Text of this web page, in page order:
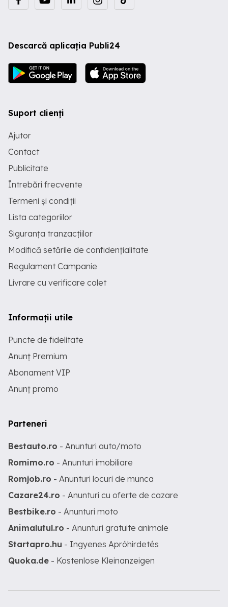
Descarcă aplicația Publi24
Suport clienți
Ajutor
Contact
Publicitate
Întrebări frecvente
Termeni și condiții
Lista categoriilor
Siguranța tranzacțiilor
Modifică setările de confidențialitate
Regulament Campanie
Livrare cu verificare colet
Informații utile
Puncte de fidelitate
Anunț Premium
Abonament VIP
Anunț promo
Parteneri
Bestauto.ro - Anunturi auto/moto
Romimo.ro - Anunturi imobiliare
Romjob.ro - Anunturi locuri de munca
Cazare24.ro - Anunturi cu oferte de cazare
Bestbike.ro - Anunturi moto
Animalutul.ro - Anunturi gratuite animale
Startapro.hu - Ingyenes Apróhirdetés
Quoka.de - Kostenlose Kleinanzeigen